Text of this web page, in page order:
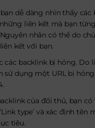
dễ dàng nhìn thấy các
liên kết mà bạn
nhân có thể do
kết với bạn.
các backlink bị hỏng. Do
sử dụng một URL bị
của đối thủ, bạn
type’ và xác định tên
tiêu.